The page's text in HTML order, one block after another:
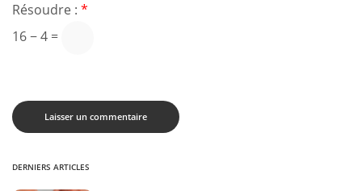
Résoudre : *
16 − 4 =
DERNIERS ARTICLES